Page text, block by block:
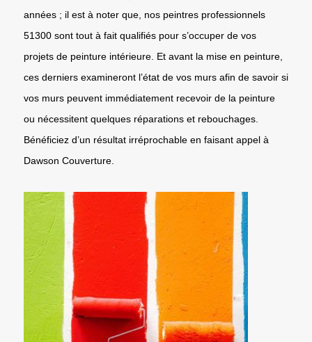
années ; il est à noter que, nos peintres professionnels
51300 sont tout à fait qualifiés pour s’occuper de vos
projets de peinture intérieure. Et avant la mise en peinture,
ces derniers examineront l’état de vos murs afin de savoir si
vos murs peuvent immédiatement recevoir de la peinture
ou nécessitent quelques réparations et rebouchages.
Bénéficiez d’un résultat irréprochable en faisant appel à
Dawson Couverture.